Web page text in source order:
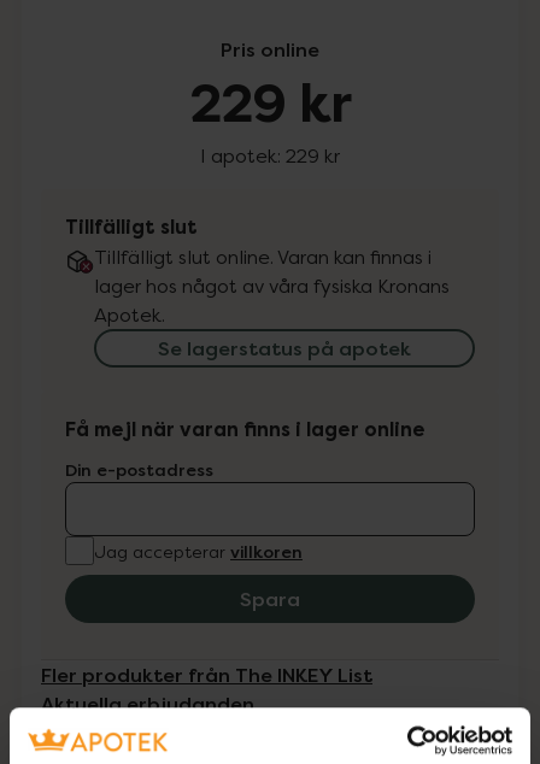
Pris online
229 kr
I apotek: 229 kr
Tillfälligt slut
Tillfälligt slut online. Varan kan finnas i
lager hos något av våra fysiska Kronans
Apotek.
Se lagerstatus på apotek
Få mejl när varan finns i lager online
Din e-postadress
Jag accepterar villkoren
Spara
Fler produkter från The INKEY List
Aktuella erbjudanden